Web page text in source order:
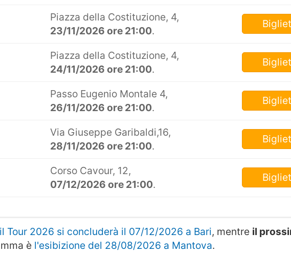
Piazza della Costituzione, 4,
23/11/2026 ore 21:00.
Piazza della Costituzione, 4,
24/11/2026 ore 21:00.
Passo Eugenio Montale 4,
26/11/2026 ore 21:00.
Via Giuseppe Garibaldi,16,
28/11/2026 ore 21:00.
Corso Cavour, 12,
07/12/2026 ore 21:00.
il Tour 2026 si concluderà il 07/12/2026 a Bari, mentre il
è l'esibizione del 28/08/2026 a Mantova.